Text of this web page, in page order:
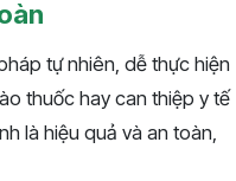
tự nhiên, dễ thực hiện
thuốc hay can thiệp y tế
là hiệu quả và an toàn,